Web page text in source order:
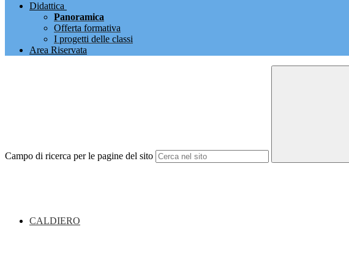
Didattica
Panoramica
Offerta formativa
I progetti delle classi
Area Riservata
Campo di ricerca per le pagine del sito
CALDIERO